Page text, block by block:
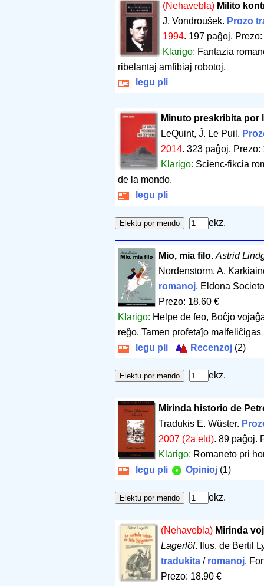
(Nehavebla) Milito
J. Vondroušek. Prozo
1994. 197 paĝoj.
Klarigo: Fantazia
ribelantaj amfibiaj robotoj.
legu pli
Minuto preskribita por
LeQuint, Ĵ. Le Puil.
2014.323 paĝoj. Prezo:
Klarigo: Scienc-fikcia
de la mondo.
legu pli
ekz.
Mio, mia filo. Astrid
Nordenstorm, A.
romanoj. Eldona
Prezo: 18.60 €
Klarigo: Helpe de feo, Boĉjo
reĝo. Tamen profetaĵo
legu pli
Recenzoj (2)
ekz.
Mirinda historio de
Tradukis E. Wüster.
2007 (2a eld).89 paĝoj.
Klarigo: Romaneto pri
legu pli
Opinioj (1)
ekz.
(Nehavebla) Mirinda
Lagerlöf. Ilus. de Bertil
tradukita / romanoj.
Prezo: 18.90 €